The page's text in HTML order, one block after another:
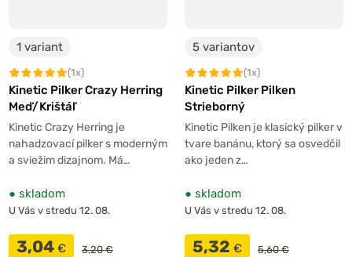
1 variant
(1x)
Kinetic Pilker Crazy Herring
Meď/Krištáľ
Kinetic Crazy Herring je
nahadzovací pilker s moderným
a sviežim dizajnom. Má…
● skladom
U Vás v stredu 12. 08.
3,04 € 3,20 €
5 variantov
(1x)
Kinetic Pilker Pilken
Strieborný
Kinetic Pilken je klasický pilker v
tvare banánu, ktorý sa osvedčil
ako jeden z…
● skladom
U Vás v stredu 12. 08.
5,32 € 5,60 €